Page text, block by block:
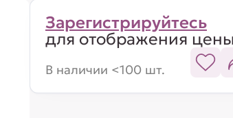
Зарегистрируйтесь
для отображения
В наличии <100 шт.